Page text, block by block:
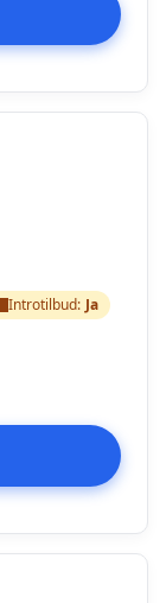
Introtilbud: Ja